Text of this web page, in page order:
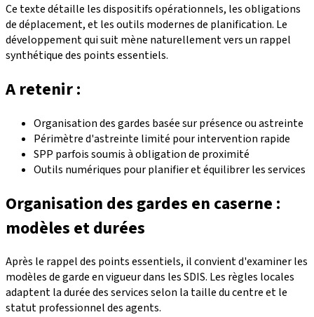
Ce texte détaille les dispositifs opérationnels, les obligations
de déplacement, et les outils modernes de planification. Le
développement qui suit mène naturellement vers un rappel
synthétique des points essentiels.
A retenir :
Organisation des gardes basée sur présence ou astreinte
Périmètre d'astreinte limité pour intervention rapide
SPP parfois soumis à obligation de proximité
Outils numériques pour planifier et équilibrer les services
Organisation des gardes en caserne :
modèles et durées
Après le rappel des points essentiels, il convient d'examiner les
modèles de garde en vigueur dans les SDIS. Les règles locales
adaptent la durée des services selon la taille du centre et le
statut professionnel des agents.